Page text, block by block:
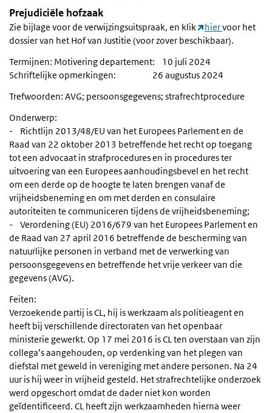
Prejudiciële hofzaak
Zie bijlage voor de verwijzingsuitspraak, en klik hiervoor het
dossier van het Hof van Justitie (voor zover beschikbaar).
Termijnen: Motivering departement: 10 juli 2024
Schriftelijke opmerkingen: 26 augustus 2024
Trefwoorden: AVG; persoonsgegevens; strafrechtprocedure
Onderwerp:
- Richtlijn 2013/48/EU van het Europees Parlement en de
Raad van 22 oktober 2013 betreffende het recht op toegang
tot een advocaat in strafprocedures en in procedures ter
uitvoering van een Europees aanhoudingsbevel en het recht
om een derde op de hoogte te laten brengen vanaf de
vrijheidsbeneming en om met derden en consulaire
autoriteiten te communiceren tijdens de vrijheidsbeneming;
- Verordening (EU) 2016/679 van het Europees Parlement en
de Raad van 27 april 2016 betreffende de bescherming van
natuurlijke personen in verband met de verwerking van
persoonsgegevens en betreffende het vrije verkeer van die
gegevens (AVG).
Feiten:
Verzoekende partij is CL, hij is werkzaam als politieagent en
heeft bij verschillende directoraten van het openbaar
ministerie gewerkt. Op 17 mei 2016 is CL ten overstaan van zijn
collega’s aangehouden, op verdenking van het plegen van
diefstal met geweld in vereniging met andere personen. Na 24
uur is hij weer in vrijheid gesteld. Het strafrechtelijke onderzoek
werd opgeschort omdat de dader niet kon worden
geïdentificeerd. CL heeft zijn werkzaamheden hierna weer